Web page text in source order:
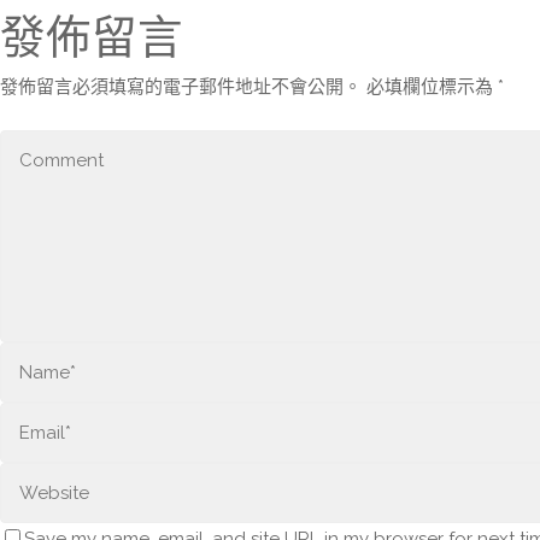
發佈留言
發佈留言必須填寫的電子郵件地址不會公開。 必填欄位標示為 *